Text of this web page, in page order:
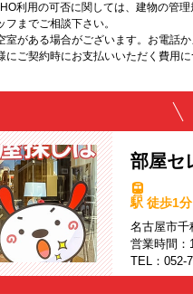
利用の可否に関しては、建物の管
フまでご相談下さい。
がある場合がございます。お電話か
ご契約時にお支払いいただく費用
部屋セ
駅 徒歩1分
名古屋市千
営業時間：
TEL：052-